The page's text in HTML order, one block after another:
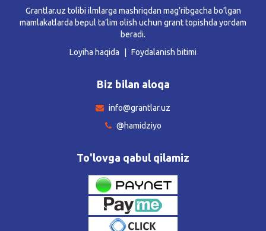
Grantlar.uz tolibi ilmlarga mashriqdan mag’ribgacha bo’lgan
mamlakatlarda bepul ta’lim olish uchun grant topishda yordam
beradi.
Loyiha haqida
Foydalanish bitimi
Biz bilan aloqa
info@grantlar.uz
@hamidziyo
To'lovga qabul qilamiz